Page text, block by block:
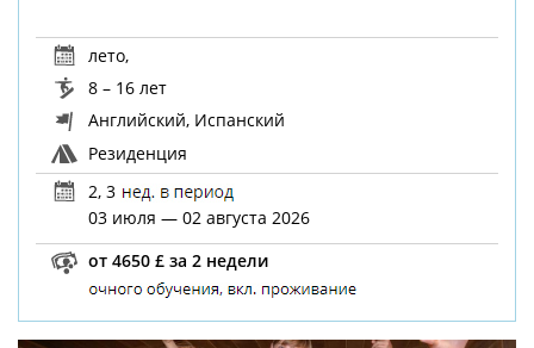
лето,
8 – 16 лет
Английский, Испанский
Резиденция
2, 3
03 июля — 02 августа 2026
от 4650 £ за 2 недели